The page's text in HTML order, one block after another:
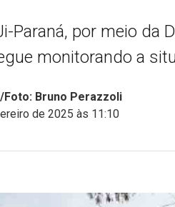
Paraná, por meio da
monitorando a
Bruno Perazzoli
de 2025 às 11:10